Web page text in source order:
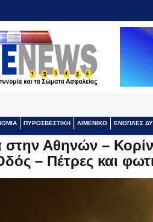
ΠΥΡΟΣΒΕΣΤΙΚΗ ΛΙΜΕΝΙΚΟ ΕΝΟΠΛΕΣ
στην Αθηνών –
– Πέτρες και